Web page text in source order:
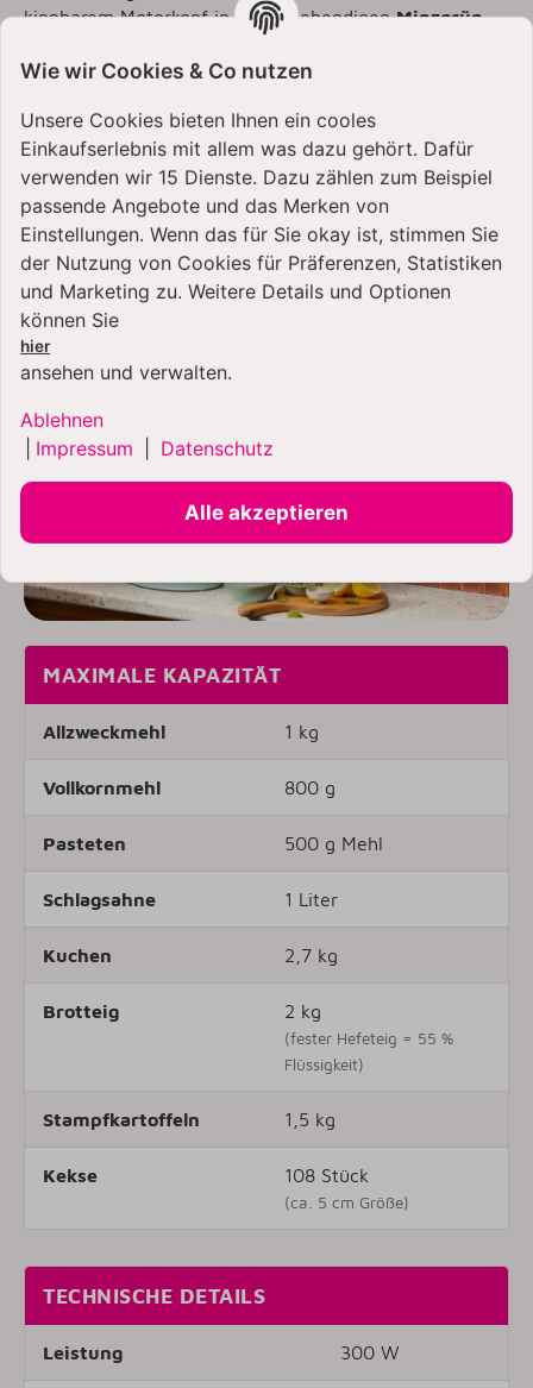
kippbarem Motorkopf in einem lebendigenMinzgrün
bringt frische Energie in jede Küche. Mit einem
satinierten Finish fügt sie sich harmonisch in jedes
DieMaschineist zudem mit über15 Zubehörteilen
erweiterbar, die sich unkompliziert und sicher an der
praktischen Zubehörnabe anbringen lassen. Ob Nudeln
herstellen, Gemüse schneiden oder Getreide mahlen –
die Artisan Küchenmaschine verwandelt sich so im
Handumdrehen in einen vielseitigen Alleskönner und
erleichtert zahlreiche Arbeitsschritte in der Küche.
MAXIMALE KAPAZITÄT
Allzweckmehl 1 kg
Vollkornmehl 800 g
Pasteten 500 g Mehl
Schlagsahne 1 Liter
Kuchen 2,7 kg
Brotteig 2 kg
(fester Hefeteig = 55 %
Flüssigkeit)
Stampfkartoffeln 1,5 kg
Kekse 108 Stück
(ca. 5 cm Größe)
TECHNISCHE DETAILS
Leistung 300 W
Wie wir Cookies & Co nutzen
Unsere Cookies bieten Ihnen ein cooles
Einkaufserlebnis mit allem was dazu gehört. Dafür
verwenden wir 15 Dienste. Dazu zählen zum Beispiel
passende Angebote und das Merken von
Einstellungen. Wenn das für Sie okay ist, stimmen Sie
der Nutzung von Cookies für Präferenzen, Statistiken
und Marketing zu. Weitere Details und Optionen
können Sie
hier
ansehen und verwalten.
Ablehnen
Impressum Datenschutz
Alle akzeptieren